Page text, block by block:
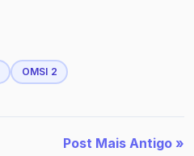
OMSI 2
Post Mais Antigo »